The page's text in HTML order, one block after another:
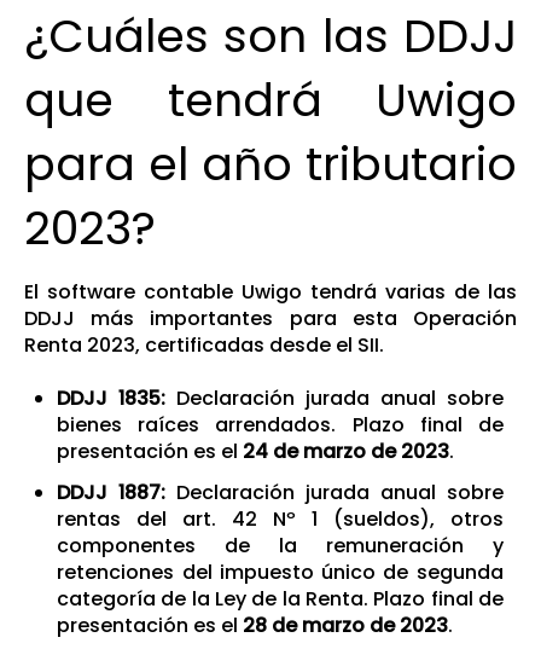
¿Cuáles son las DDJJ
que tendrá Uwigo
para el año tributario
2023?
El software contable Uwigo tendrá varias de las
DDJJ más importantes para esta Operación
Renta 2023, certificadas desde el SII.
DDJJ 1835: Declaración jurada anual sobre
bienes raíces arrendados. Plazo final de
presentación es el 24 de marzo de 2023.
DDJJ 1887: Declaración jurada anual sobre
rentas del art. 42 Nº 1 (sueldos), otros
componentes de la remuneración y
retenciones del impuesto único de segunda
categoría de la Ley de la Renta. Plazo final de
presentación es el 28 de marzo de 2023.